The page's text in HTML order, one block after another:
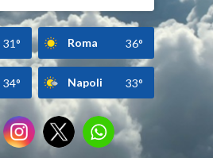
31° Roma 36°
34° Napoli 33°